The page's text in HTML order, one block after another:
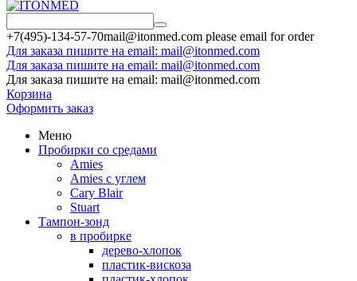
+7(495)-134-57-70mail@itonmed.com please email for order
Для заказа пишите на email: mail@itonmed.com
Для заказа пишите на email: mail@itonmed.com
Для заказа пишите на email: mail@itonmed.com
Корзина
Оформить заказ
Меню
Пробирки со средами
Amies
Amies с углем
Cary Blair
Stuart
Тампон-зонд
в пробирке
дерево-хлопок
пластик-вискоза